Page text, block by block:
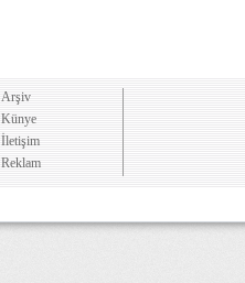
Arşiv
Künye
İletişim
Reklam